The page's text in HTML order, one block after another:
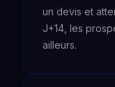
un devis et
J+14, les
ailleurs.